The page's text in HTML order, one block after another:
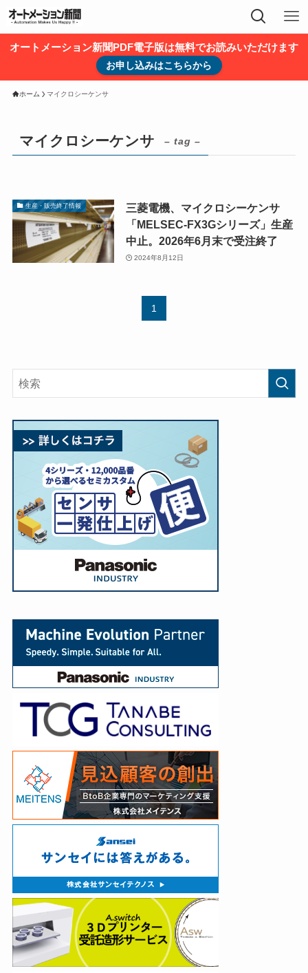
オートメーション新聞PDF電子版は無料でお読みいただけます
お申し込みはこちらから
ホーム マイクロシーケンサ
マイクロシーケンサ – tag –
生産・販売終了情報
三菱電機、マイクロシーケンサ
「MELSEC-FX3Gシリーズ」生産
中止。2026年6月末で受注終了
2024年8月12日
1